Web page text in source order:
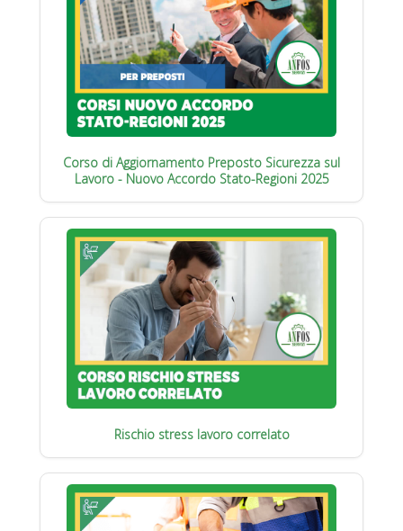
Corso di Aggiornamento Preposto Sicurezza sul
Lavoro - Nuovo Accordo Stato-Regioni 2025
Rischio stress lavoro correlato